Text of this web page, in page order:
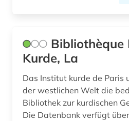
lusitanistik (3)
län blekinge (1)
län halland (1)
Bibliothèque
Kurde, La
Das Institut kurde de Paris
der westlichen Welt die
Bibliothek zur kurdischen
Die Datenbank verfügt